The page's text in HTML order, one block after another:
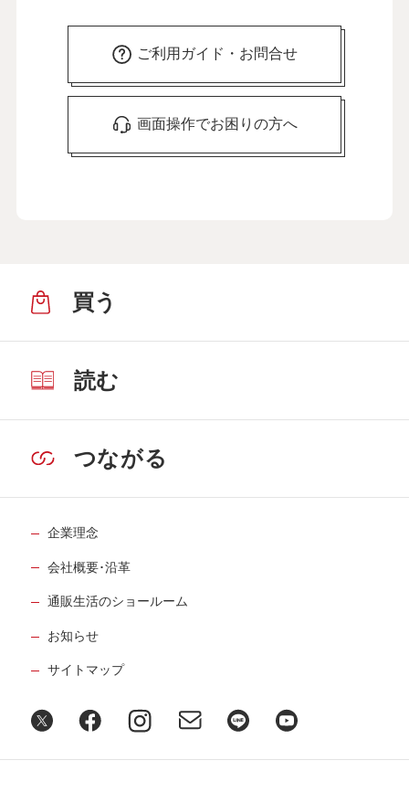
ご利用ガイド・お問合せ
画面操作でお困りの方へ
買う
読む
つながる
企業理念
会社概要･沿革
通販生活のショールーム
お知らせ
サイトマップ